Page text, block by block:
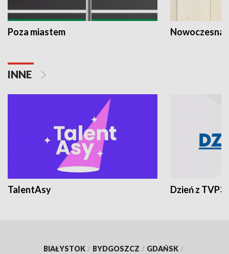
Poza miastem Nowoczesna
INNE
TalentAsy Dzień z TVP3
BIAŁYSTOK / BYDGOSZCZ / GDAŃSK /